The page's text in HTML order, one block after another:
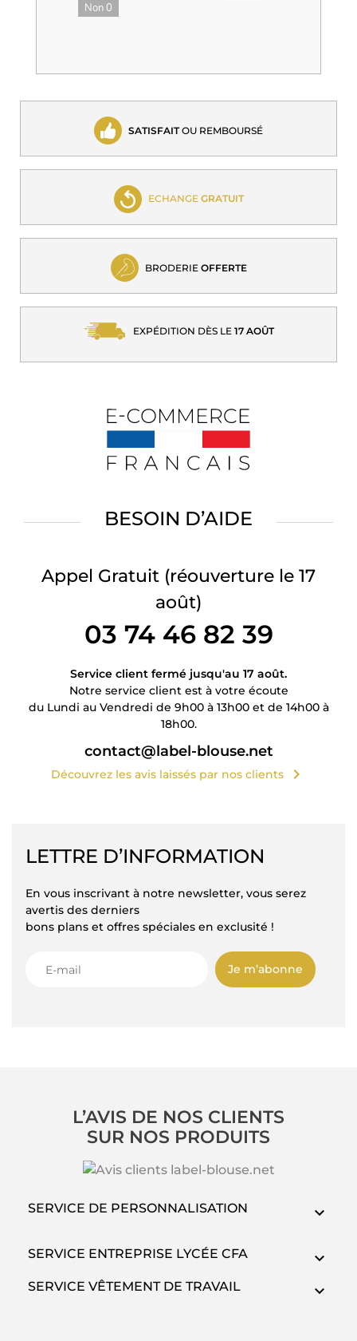
Non0
SATISFAITOU REMBOURSÉ
ECHANGE GRATUIT
BRODERIE OFFERTE
EXPÉDITION DÈS LE 17 AOÛT
BESOIN D’AIDE
Appel Gratuit (réouverture le 17
août)
03 74 46 82 39
Service client fermé jusqu'au 17 août.
Notre service client est à votre écoute
du Lundi au Vendredi de 9h00 à 13h00 et de 14h00 à
18h00.
contact@label-blouse.net
Découvrez les avis laissés par nos clients chevron_right
LETTRE D’INFORMATION
En vous inscrivant à notre newsletter, vous serez
avertis des derniers
bons plans et offres spéciales en exclusité !
Je m’abonne
L’AVIS DE NOS CLIENTS
SUR NOS PRODUITS
SERVICE DE PERSONNALISATION
SERVICE ENTREPRISE LYCÉE CFA
SERVICE VÊTEMENT DE TRAVAIL